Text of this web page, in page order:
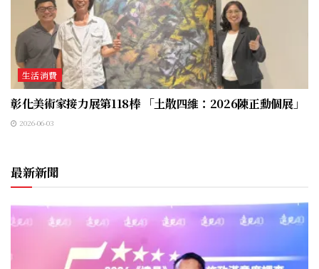
生活消費
彰化美術家接力展第118棒 「土散四維：2026陳正勳個展」
2026-06-03
最新新聞